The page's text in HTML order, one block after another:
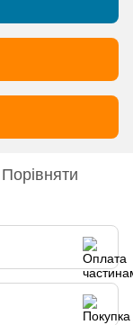
Порівняти